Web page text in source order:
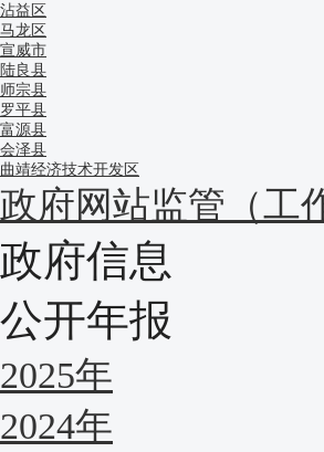
沾益区
马龙区
宣威市
陆良县
师宗县
罗平县
富源县
会泽县
曲靖经济技术开发区
政府网站监管（工
政府信息
公开年报
2025年
2024年